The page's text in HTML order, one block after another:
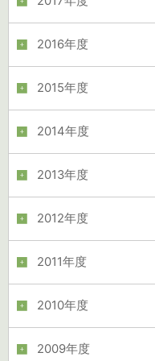
2016年度
2015年度
2014年度
2013年度
2012年度
2011年度
2010年度
2009年度